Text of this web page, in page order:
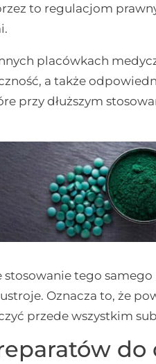
to regulacjom
placówkach
a także
przy dłuższym
tego
Oznacza to, że
przede wszystkim
do